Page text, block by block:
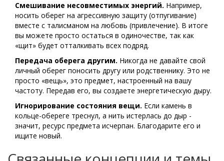
Смешивание несовместимых энергий. Например,
носить оберег на агрессивную защиту (отпугивание)
вместе с талисманом на любовь (привлечение). В итоге
вы можете просто остаться в одиночестве, так как
«щит» будет отталкивать всех подряд.
Передача оберега другим. Никогда не давайте свой
личный оберег поносить другу или родственнику. Это не
просто «вещь», это предмет, настроенный на вашу
частоту. Передав его, вы создаете энергетическую дыру.
Игнорирование состояния вещи. Если камень в
кольце-обереге треснул, а нить истерлась до дыр -
значит, ресурс предмета исчерпан. Благодарите его и
ищите новый.